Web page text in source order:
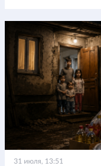
31 июля, 13:51